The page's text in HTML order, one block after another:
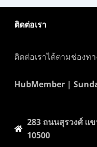
ติดต่อเรา
ติดต่อเราได้ตามช่องท
HubMember |
283 ถนนสุรวงศ์​ แข
10500